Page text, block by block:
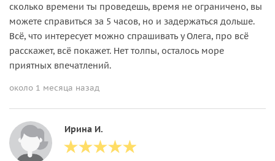
сколько времени ты проведешь, время не ограничено, вы
можете справиться за 5 часов, но и задержаться дольше.
Всё, что интересует можно спрашивать у Олега, про всё
расскажет, всё покажет. Нет толпы, осталось море
приятных впечатлений.
около 1 месяца назад
Ирина И.